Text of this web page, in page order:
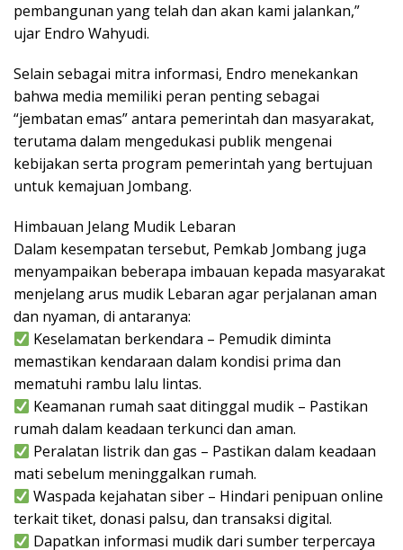
pembangunan yang telah dan akan kami jalankan,”
ujar Endro Wahyudi.
Selain sebagai mitra informasi, Endro menekankan
bahwa media memiliki peran penting sebagai
“jembatan emas” antara pemerintah dan masyarakat,
terutama dalam mengedukasi publik mengenai
kebijakan serta program pemerintah yang bertujuan
untuk kemajuan Jombang.
Himbauan Jelang Mudik Lebaran
Dalam kesempatan tersebut, Pemkab Jombang juga
menyampaikan beberapa imbauan kepada masyarakat
menjelang arus mudik Lebaran agar perjalanan aman
dan nyaman, di antaranya:
Keselamatan berkendara – Pemudik diminta
memastikan kendaraan dalam kondisi prima dan
mematuhi rambu lalu lintas.
Keamanan rumah saat ditinggal mudik – Pastikan
rumah dalam keadaan terkunci dan aman.
Peralatan listrik dan gas – Pastikan dalam keadaan
mati sebelum meninggalkan rumah.
Waspada kejahatan siber – Hindari penipuan online
terkait tiket, donasi palsu, dan transaksi digital.
Dapatkan informasi mudik dari sumber terpercaya